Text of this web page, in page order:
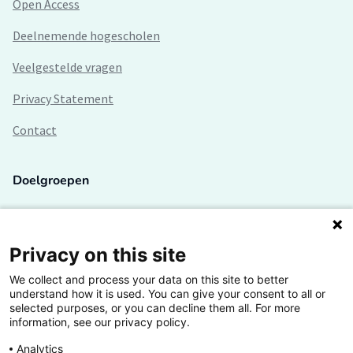
Open Access
Deelnemende hogescholen
Veelgestelde vragen
Privacy Statement
Contact
Doelgroepen
Lectoren en onderzoekers
Bedrijven
Hogescholen
Privacy on this site
We collect and process your data on this site to better
understand how it is used. You can give your consent to all or
selected purposes, or you can decline them all. For more
information, see our privacy policy.
Analytics